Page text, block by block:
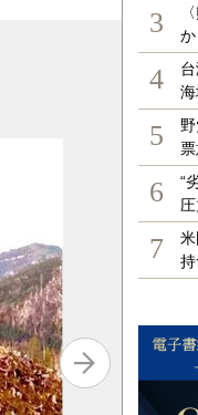
「赤い金塊」
3
4
5
6
“
7